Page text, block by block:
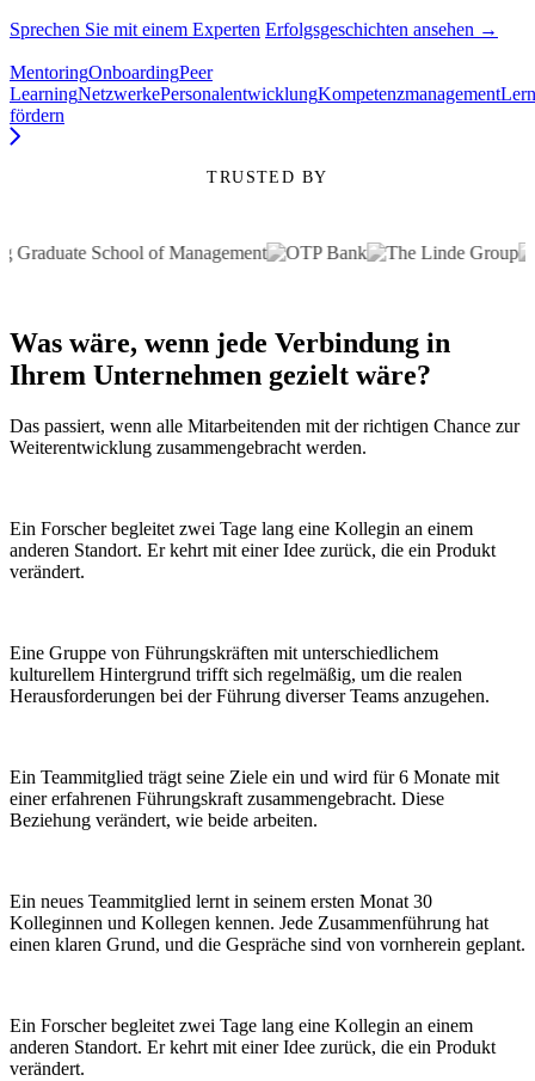
Sprechen Sie mit einem Experten Erfolgsgeschichten ansehen →
MentoringOnboardingPeer
LearningNetzwerkePersonalentwicklungKompetenzmanagement
fördern
TRUSTED BY
Was wäre, wenn jede Verbindung in
Ihrem Unternehmen gezielt wäre?
Das passiert, wenn alle Mitarbeitenden mit der richtigen Chance zur
Weiterentwicklung zusammengebracht werden.
Ein Forscher begleitet zwei Tage lang eine Kollegin an einem
anderen Standort. Er kehrt mit einer Idee zurück, die ein Produkt
verändert.
Eine Gruppe von Führungskräften mit unterschiedlichem
kulturellem Hintergrund trifft sich regelmäßig, um die realen
Herausforderungen bei der Führung diverser Teams anzugehen.
Ein Teammitglied trägt seine Ziele ein und wird für 6 Monate mit
einer erfahrenen Führungskraft zusammengebracht. Diese
Beziehung verändert, wie beide arbeiten.
Ein neues Teammitglied lernt in seinem ersten Monat 30
Kolleginnen und Kollegen kennen. Jede Zusammenführung hat
einen klaren Grund, und die Gespräche sind von vornherein geplant.
Ein Forscher begleitet zwei Tage lang eine Kollegin an einem
anderen Standort. Er kehrt mit einer Idee zurück, die ein Produkt
verändert.